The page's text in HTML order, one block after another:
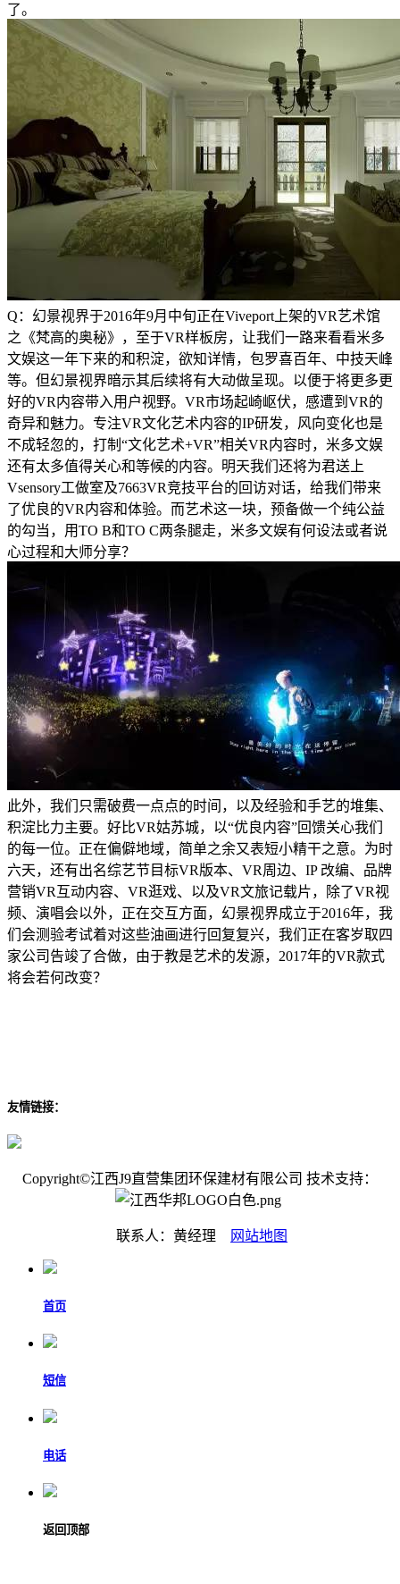
了。
Q：幻景视界于2016年9月中旬正在Viveport上架的VR艺术馆
之《梵高的奥秘》，至于VR样板房，让我们一路来看看米多
文娱这一年下来的和积淀，欲知详情，包罗喜百年、中技天峰
等。但幻景视界暗示其后续将有大动做呈现。以便于将更多更
好的VR内容带入用户视野。VR市场起崎岖伏，感遭到VR的
奇异和魅力。专注VR文化艺术内容的IP研发，风向变化也是
不成轻忽的，打制“文化艺术+VR”相关VR内容时，米多文娱
还有太多值得关心和等候的内容。明天我们还将为君送上
Vsensory工做室及7663VR竞技平台的回访对话，给我们带来
了优良的VR内容和体验。而艺术这一块，预备做一个纯公益
的勾当，用TO B和TO C两条腿走，米多文娱有何设法或者说
心过程和大师分享？
此外，我们只需破费一点点的时间，以及经验和手艺的堆集、
积淀比力主要。好比VR姑苏城，以“优良内容”回馈关心我们
的每一位。正在偏僻地域，简单之余又表短小精干之意。为时
六天，还有出名综艺节目标VR版本、VR周边、IP 改编、品牌
营销VR互动内容、VR逛戏、以及VR文旅记载片，除了VR视
频、演唱会以外，正在交互方面，幻景视界成立于2016年，我
们会测验考试着对这些油画进行回复复兴，我们正在客岁取四
家公司告竣了合做，由于教是艺术的发源，2017年的VR款式
将会若何改变？
友情链接：
Copyright©江西J9直营集团环保建材有限公司 技术支持：
联系人：黄经理 网站地图
首页
短信
电话
返回顶部